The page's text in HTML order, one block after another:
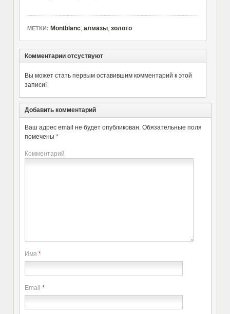
МЕТКИ: Montblanc, алмазы, золото
Комментарии отсуствуют
Вы может стать первым оставившим комментарий к этой
записи!
Добавить комментарий
Ваш адрес email не будет опубликован. Обязательные поля
помечены *
Комментарий
Имя *
Email *